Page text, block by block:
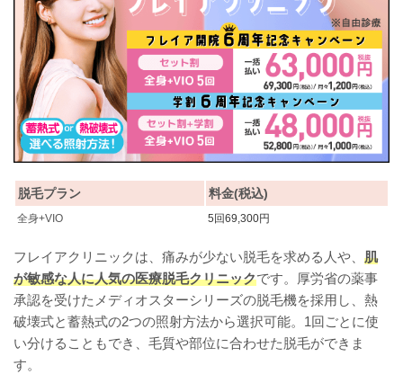
脱毛プラン 料金(税込)
全身+VIO 5回69,300円
フレイアクリニックは、痛みが少ない脱毛を求める人や、 肌
が敏感な人に人気の医療脱毛クリニックです。厚労省の薬事
承認を受けたメディオスターシリーズの脱毛機を採用し、熱
破壊式と蓄熱式の2つの照射方法から選択可能。1回ごとに使
い分けることもでき、毛質や部位に合わせた脱毛ができま
す。